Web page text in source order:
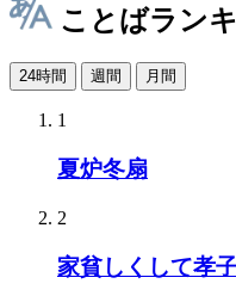
ことばラン
24時間 週間 月間
1
夏炉冬扇
2
家貧しくして孝